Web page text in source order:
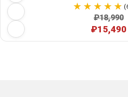
₽18,990
₽15,490